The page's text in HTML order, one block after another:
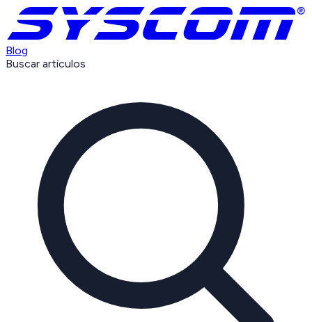
Blog
Buscar artículos